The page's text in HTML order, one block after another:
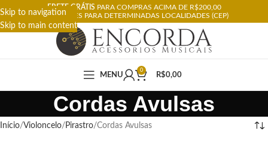
Skip to navigation
Skip to main content
FRETE GRÁTIS PARA COMPRAS ACIMA DE R$200,00
RESTRIÇÕES PARA DETERMINADAS LOCALIDADES (CEP)
MENU
0
R$0,00
Cordas Avulsas
Início Violoncelo Pirastro Cordas Avulsas